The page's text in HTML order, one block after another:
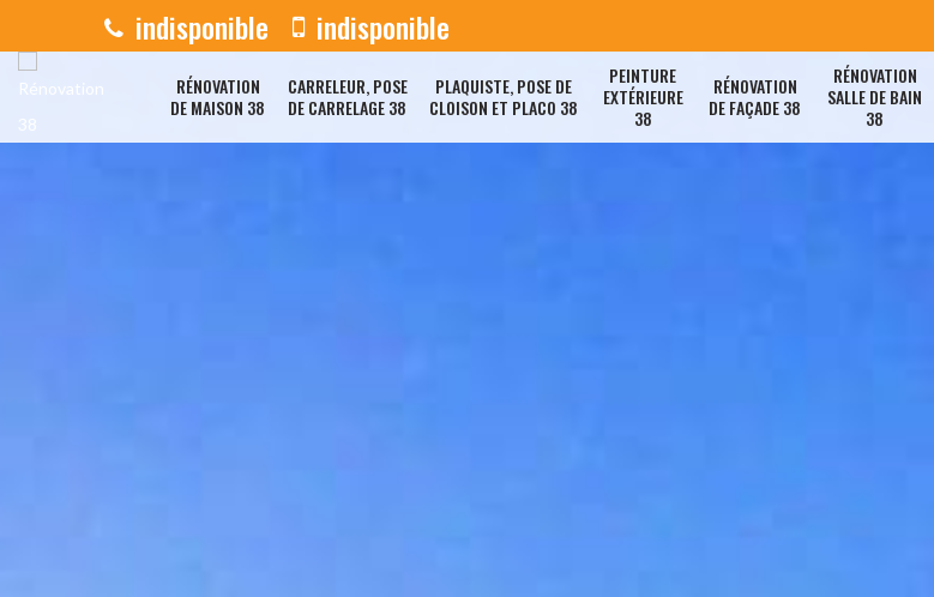
indisponible indisponible
RÉNOVATION
DE MAISON 38
CARRELEUR, POSE
DE CARRELAGE 38
PLAQUISTE, POSE DE
CLOISON ET PLACO 38
PEINTURE
EXTÉRIEURE
38
RÉNOVATION
DE FAÇADE 38
RÉNOVATION
SALLE DE BAIN
38